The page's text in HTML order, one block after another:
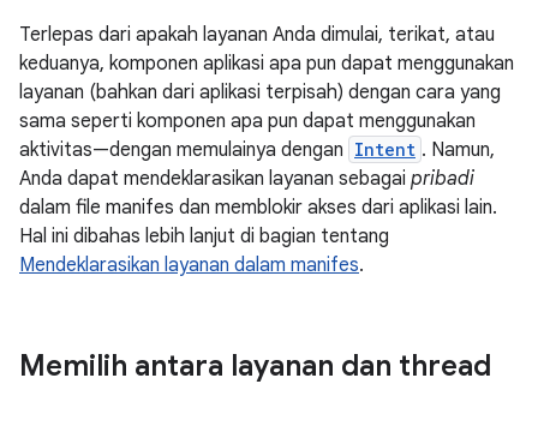
Terlepas dari apakah layanan Anda dimulai, terikat, atau
keduanya, komponen aplikasi apa pun dapat menggunakan
layanan (bahkan dari aplikasi terpisah) dengan cara yang
sama seperti komponen apa pun dapat menggunakan
aktivitas—dengan memulainya dengan Intent . Namun,
Anda dapat mendeklarasikan layanan sebagai pribadi
dalam file manifes dan memblokir akses dari aplikasi lain.
Hal ini dibahas lebih lanjut di bagian tentang
Mendeklarasikan layanan dalam manifes.
Memilih antara layanan dan thread